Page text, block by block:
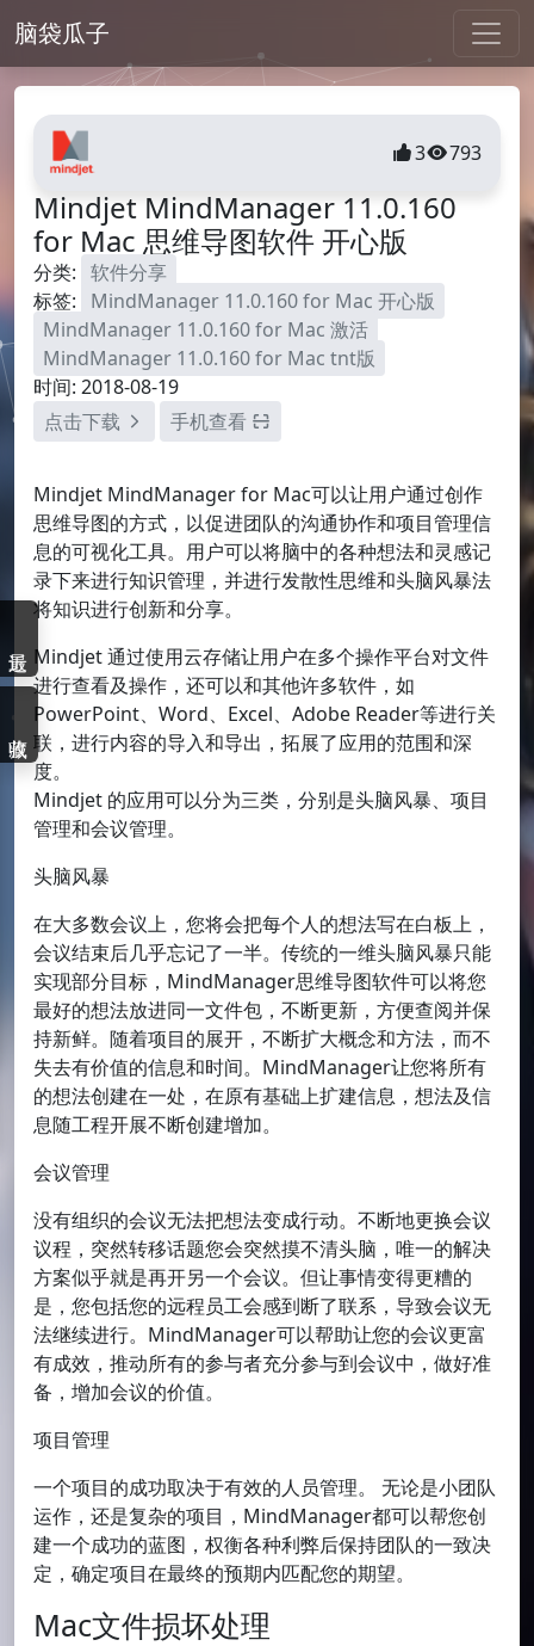
脑袋瓜子
3 793
Mindjet MindManager 11.0.160
for Mac 思维导图软件 开心版
分类: 软件分享
标签:
MindManager 11.0.160 for Mac 开心版
MindManager 11.0.160 for Mac 激活
MindManager 11.0.160 for Mac tnt版
时间: 2018-08-19
点击下载
手机查看
Mindjet MindManager for Mac可以让用户通过创作
思维导图的方式，以促进团队的沟通协作和项目管理信
息的可视化工具。用户可以将脑中的各种想法和灵感记
录下来进行知识管理，并进行发散性思维和头脑风暴法
将知识进行创新和分享。
Mindjet 通过使用云存储让用户在多个操作平台对文件
进行查看及操作，还可以和其他许多软件，如
PowerPoint、Word、Excel、Adobe Reader等进行关
联，进行内容的导入和导出，拓展了应用的范围和深
度。
Mindjet 的应用可以分为三类，分别是头脑风暴、项目
管理和会议管理。
头脑风暴
在大多数会议上，您将会把每个人的想法写在白板上，
会议结束后几乎忘记了一半。传统的一维头脑风暴只能
实现部分目标，MindManager思维导图软件可以将您
最好的想法放进同一文件包，不断更新，方便查阅并保
持新鲜。随着项目的展开，不断扩大概念和方法，而不
失去有价值的信息和时间。MindManager让您将所有
的想法创建在一处，在原有基础上扩建信息，想法及信
息随工程开展不断创建增加。
会议管理
没有组织的会议无法把想法变成行动。不断地更换会议
议程，突然转移话题您会突然摸不清头脑，唯一的解决
方案似乎就是再开另一个会议。但让事情变得更糟的
是，您包括您的远程员工会感到断了联系，导致会议无
法继续进行。MindManager可以帮助让您的会议更富
有成效，推动所有的参与者充分参与到会议中，做好准
备，增加会议的价值。
项目管理
一个项目的成功取决于有效的人员管理。 无论是小团队
运作，还是复杂的项目，MindManager都可以帮您创
建一个成功的蓝图，权衡各种利弊后保持团队的一致决
定，确定项目在最终的预期内匹配您的期望。
Mac文件损坏处理